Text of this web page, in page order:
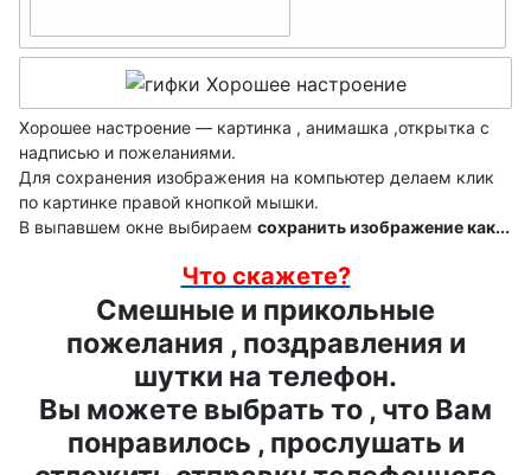
Хорошее настроение — картинка , анимашка ,открытка с
надписью и пожеланиями.
Для сохранения изображения на компьютер делаем клик
по картинке правой кнопкой мышки.
В выпавшем окне выбираем сохранить изображение как...
Что скажете?
Смешные и прикольные
пожелания , поздравления и
шутки на телефон.
Вы можете выбрать то , что Вам
понравилось , прослушать и